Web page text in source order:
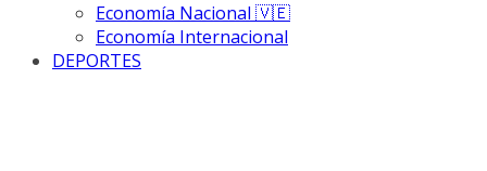
Economía Nacional 🇻🇪
Economía Internacional
DEPORTES